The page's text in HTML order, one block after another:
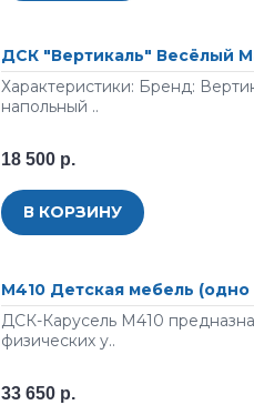
ДСК "Вертикаль" Весёлый
Характеристики: Бренд:
напольный ..
18 500 р.
В КОРЗИНУ
М410 Детская мебель (одно
ДСК-Карусель М410
физических у..
33 650 р.